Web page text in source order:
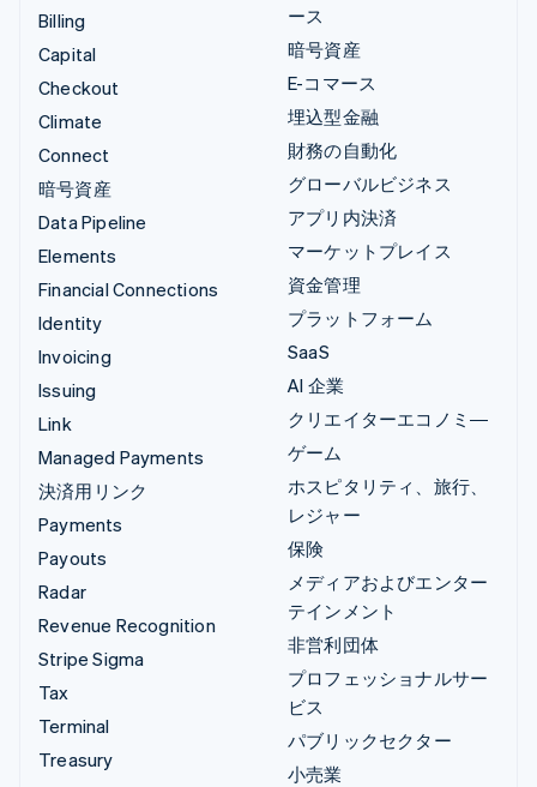
Billing
Capital
Checkout
Climate
Connect
暗号資産
Data Pipeline
Elements
Financial Connections
Identity
Invoicing
Issuing
Link
Managed Payments
決済用リンク
Payments
Payouts
Radar
Revenue Recognition
Stripe Sigma
Tax
Terminal
Treasury
ース
暗号資産
E-コマース
埋込型金融
財務の自動化
グローバルビジネス
アプリ内決済
マーケットプレイス
資金管理
プラットフォーム
SaaS
AI 企業
クリエイターエコノミ―
ゲーム
ホスピタリティ、旅行、
レジャー
保険
メディアおよびエンター
テインメント
非営利団体
プロフェッショナルサー
ビス
パブリックセクター
小売業